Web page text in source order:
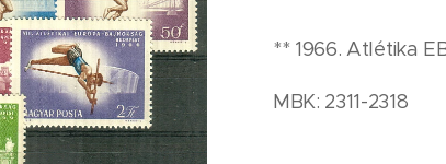
** 1966. Atlétika
MBK: 2311-2318